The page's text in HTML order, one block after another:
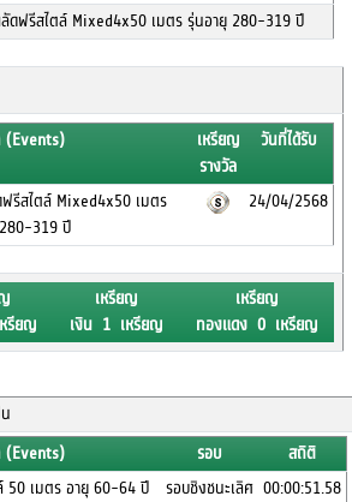
ดฟรีสไตล์ Mixed4x50 เมตร รุ่นอายุ 280-319 ปี
(Events)
เหรียญ
รางวัล
วันที่ได้รับ
รีสไตล์ Mixed4x50 เมตร
319 ปี
24/04/2568
รียญ
เหรียญ
เงิน 1 เหรียญ
เหรียญ
ทองแดง 0 เหรียญ
(Events) รอบ
สถิติ
50 เมตร อายุ 60-64 ปี
รอบชิงชนะเลิศ 00:00:51.58